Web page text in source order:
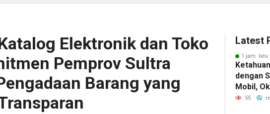
Elektronik dan Toko
Pemprov Sultra
Barang yang
Latest
1 jam lalu
dengan
Mobil,
Konsel
55